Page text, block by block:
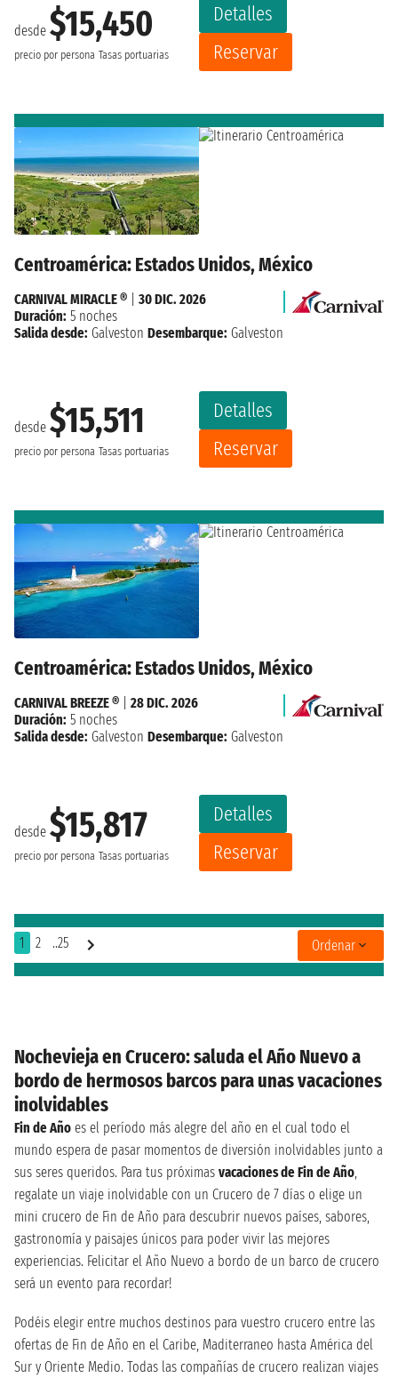
Nochevieja en Crucero: saluda el Año Nuevo a
bordo de hermosos barcos para unas vacaciones
inolvidables
Fin de Año es el período más alegre del año en el cual todo el
mundo espera de pasar momentos de diversión inolvidables junto a
sus seres queridos. Para tus próximas vacaciones de Fin de Año,
regalate un viaje inolvidable con un Crucero de 7 días o elige un
mini crucero de Fin de Año para descubrir nuevos países, sabores,
gastronomía y paisajes únicos para poder vivir las mejores
experiencias. Felicitar el Año Nuevo a bordo de un barco de crucero
será un evento para recordar!
Podéis elegir entre muchos destinos para vuestro crucero entre las
ofertas de Fin de Año en el Caribe, Maditerraneo hasta América del
Sur y Oriente Medio. Todas las compañías de crucero realizan viajes
desde $15,450
precio por persona Tasas portuarias
Detalles
Reservar
Centroamérica: Estados Unidos, México
desde $15,511
precio por persona Tasas portuarias
Detalles
Reservar
CARNIVAL MIRACLE ®
30 DIC. 2026
Duración: 5 noches
Salida desde: Galveston Desembarque: Galveston
Centroamérica: Estados Unidos, México
desde $15,817
precio por persona Tasas portuarias
Detalles
Reservar
CARNIVAL BREEZE ®
28 DIC. 2026
Duración: 5 noches
Salida desde: Galveston Desembarque: Galveston
1 2 ..25 Ordenar